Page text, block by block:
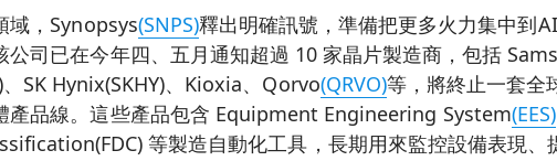
域，Synopsys(SNPS)釋出明確訊號，準備把更多火力集中到
公司已在今年四、五月通知超過 10 家晶片製造商，包括
SK Hynix(SKHY)、Kioxia、Qorvo(QRVO)等，將終止一套全
產品線。這些產品包含 Equipment Engineering System(EES)
等製造自動化工具，長期用來監控設備表現、